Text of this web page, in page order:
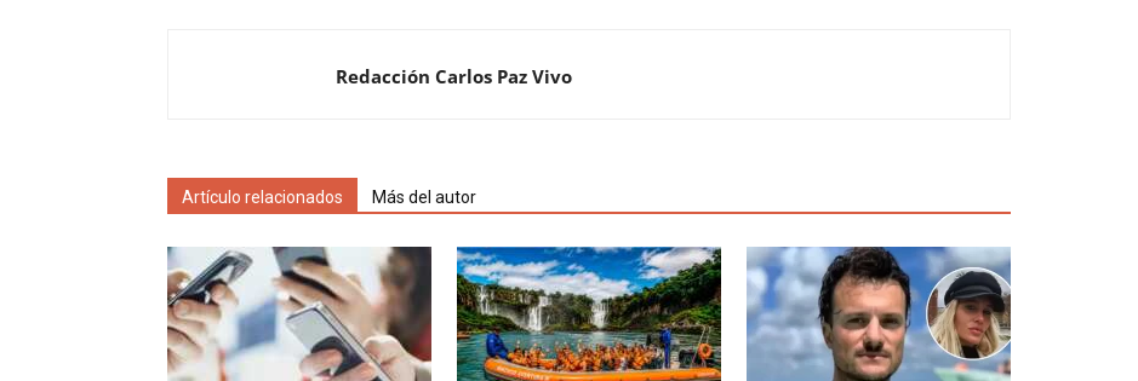
Redacción Carlos Paz Vivo
Artículo relacionados Más del autor